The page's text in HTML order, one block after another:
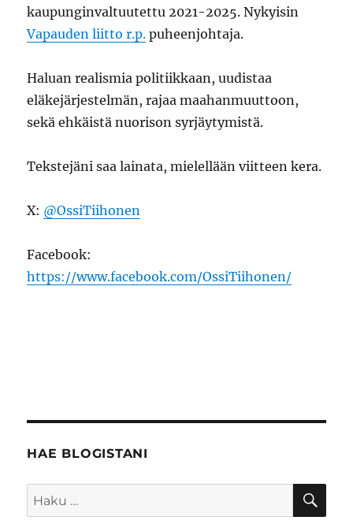
kaupunginvaltuutettu 2021-2025. Nykyisin
Vapauden liitto r.p. puheenjohtaja.
Haluan realismia politiikkaan, uudistaa
eläkejärjestelmän, rajaa maahanmuuttoon,
sekä ehkäistä nuorison syrjäytymistä.
Tekstejäni saa lainata, mielellään viitteen kera.
X: @OssiTiihonen
Facebook:
https://www.facebook.com/OssiTiihonen/
HAE BLOGISTANI
Etsi: